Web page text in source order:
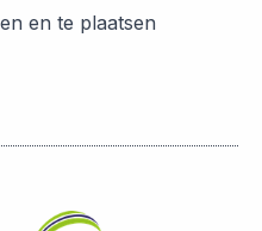
en te plaatsen